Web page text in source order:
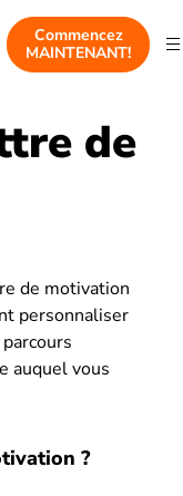
Commencez
MAINTENANT!
de
de motivation
personnaliser
auquel vous
?